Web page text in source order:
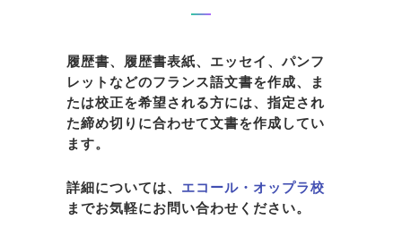
履歴書、履歴書表紙、エッセイ、パンフ
レットなどのフランス語文書を作成、ま
たは校正を希望される方には、指定され
た締め切りに合わせて文書を作成してい
ます。
詳細については、 エコール・オップラ校
までお気軽にお問い合わせください。